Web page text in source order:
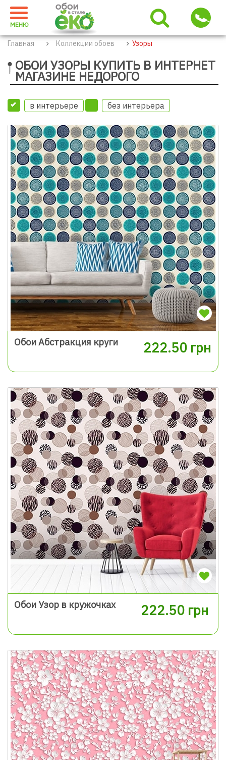
МЕНЮ
Главная Коллекции обоев Узоры
ОБОИ УЗОРЫ КУПИТЬ В ИНТЕРНЕТ
МАГАЗИНЕ НЕДОРОГО
в интерьере без интерьера
Обои Абстракция круги 222.50 грн
Обои Узор в кружочках 222.50 грн